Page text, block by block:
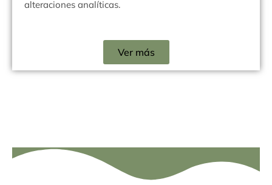
alteraciones analíticas.
Ver más